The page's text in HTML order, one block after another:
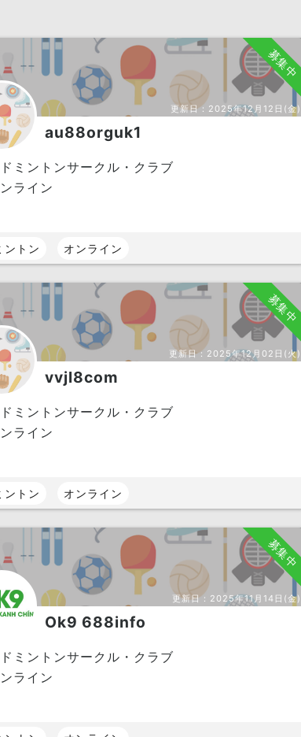
募集中
更新日： 2025年12月12日(金)
au88orguk1
ミントンサークル・クラブ
ライン
ントン オンライン
募集中
更新日： 2025年12月02日(火)
vvjl8com
ミントンサークル・クラブ
ライン
ントン オンライン
募集中
更新日： 2025年11月14日(金)
Ok9 688info
ミントンサークル・クラブ
ライン